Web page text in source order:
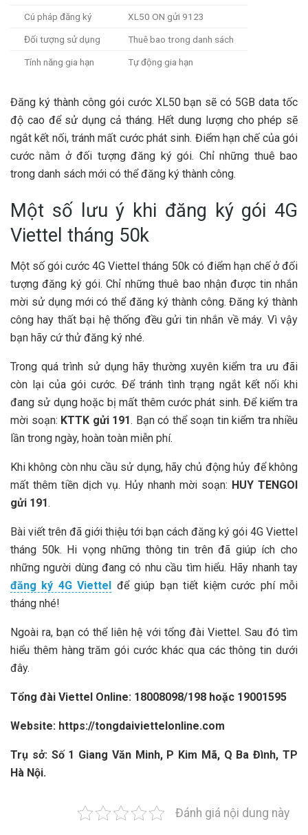
Cú pháp đăng ký XL50 ON gửi 9123
Đối tượng sử dụng Thuê bao trong danh sách
Tính năng gia hạn Tự động gia hạn
Đăng ký thành công gói cước XL50 bạn sẽ có 5GB data tốc
độ cao để sử dụng cả tháng. Hết dung lượng cho phép sẽ
ngắt kết nối, tránh mất cước phát sinh. Điểm hạn chế của gói
cước nằm ở đối tượng đăng ký gói. Chỉ những thuê bao
trong danh sách mới có thể đăng ký thành công.
Một số lưu ý khi đăng ký gói 4G
Viettel tháng 50k
Một số gói cước 4G Viettel tháng 50k có điểm hạn chế ở đối
tượng đăng ký gói. Chỉ những thuê bao nhận được tin nhắn
mời sử dụng mới có thể đăng ký thành công. Đăng ký thành
công hay thất bại hệ thống đều gửi tin nhắn về máy. Vì vậy
bạn hãy cứ thử đăng ký nhé.
Trong quá trình sử dụng hãy thường xuyên kiểm tra ưu đãi
còn lại của gói cước. Để tránh tình trạng ngắt kết nối khi
đang sử dụng hoặc bị mất thêm cước phát sinh. Để kiểm tra
mời soạn: KTTK gửi 191. Bạn có thể soạn tin kiểm tra nhiều
lần trong ngày, hoàn toàn miễn phí.
Khi không còn nhu cầu sử dụng, hãy chủ động hủy để không
mất thêm tiền dịch vụ. Hủy nhanh mời soạn: HUY TENGOI
gửi 191.
Bài viết trên đã giới thiệu tới bạn cách đăng ký gói 4G Viettel
tháng 50k. Hi vọng những thông tin trên đã giúp ích cho
những người dùng đang có nhu cầu tìm hiểu. Hãy nhanh tay
đăng ký 4G Viettel để giúp bạn tiết kiệm cước phí mỗi
tháng nhé!
Ngoài ra, bạn có thể liên hệ với tổng đài Viettel. Sau đó tìm
hiểu thêm hàng trăm gói cước khác qua các thông tin dưới
đây.
Tổng đài Viettel Online: 18008098/198 hoặc 19001595
Website: https://tongdaiviettelonline.com
Trụ sở: Số 1 Giang Văn Minh, P Kim Mã, Q Ba Đình, TP
Hà Nội.
Đánh giá nội dung này